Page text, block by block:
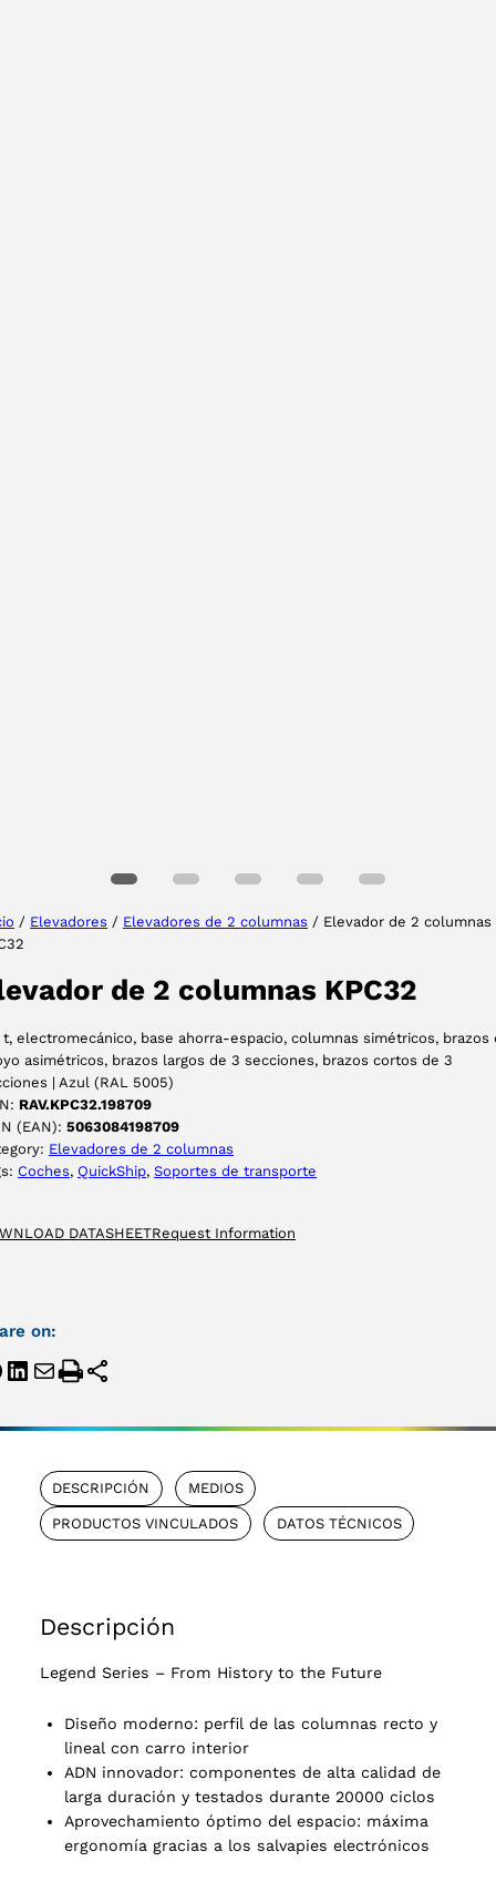
/ Elevadores / Elevadores de 2 columnas / Elevador de 2 columnas
de 2 columnas KPC32
t, electromecánico, base ahorra-espacio, columnas simétricos, brazos
asimétricos, brazos largos de 3 secciones, brazos cortos de 3
| Azul (RAL 5005)
RAV.KPC32.198709
(EAN): 5063084198709
Elevadores de 2 columnas
Coches, QuickShip, Soportes de transporte
DATASHEETRequest Information
on:
DESCRIPCIÓN MEDIOS
PRODUCTOS VINCULADOS DATOS TÉCNICOS
Descripción
Legend Series – From History to the Future
Diseño moderno: perfil de las columnas recto y
lineal con carro interior
ADN innovador: componentes de alta calidad de
larga duración y testados durante 20000 ciclos
Aprovechamiento óptimo del espacio: máxima
ergonomía gracias a los salvapies electrónicos
ACEPTAR